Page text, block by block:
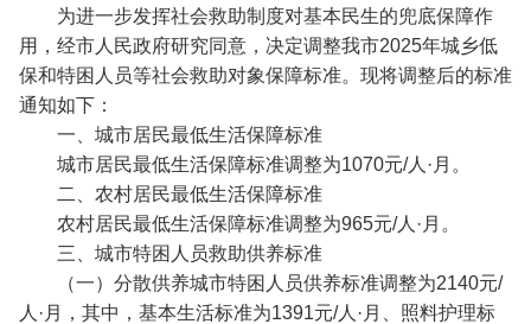
为进一步发挥社会救助制度对基本民生的兜底保障作
用，经市人民政府研究同意，决定调整我市2025年城乡低
保和特困人员等社会救助对象保障标准。现将调整后的标准
通知如下：
一、城市居民最低生活保障标准
城市居民最低生活保障标准调整为1070元/人·月。
二、农村居民最低生活保障标准
农村居民最低生活保障标准调整为965元/人·月。
三、城市特困人员救助供养标准
（一）分散供养城市特困人员供养标准调整为2140元/
人·月，其中，基本生活标准为1391元/人·月、照料护理标